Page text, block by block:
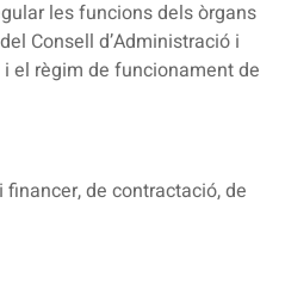
les funcions dels òrgans
Consell d’Administració i
el règim de funcionament de
de contractació, de